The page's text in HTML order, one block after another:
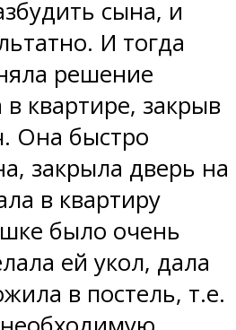
сына, и
И тогда
решение
квартире, закрыв
Она быстро
закрыла дверь на
в квартиру
было очень
ей укол, дала
в постель, т.е.